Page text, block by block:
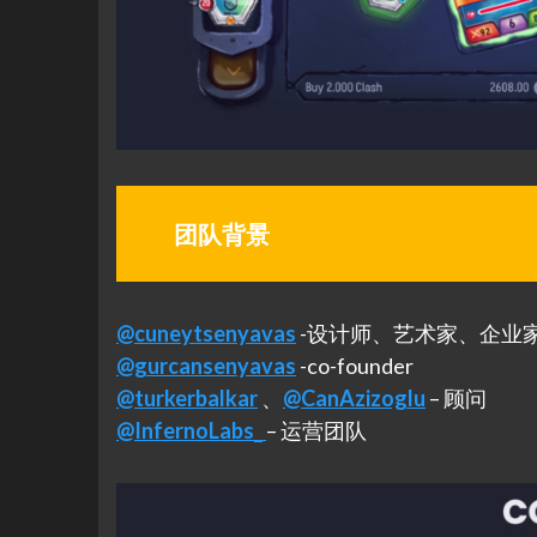
团队背景
@cuneytsenyavas -设计师、艺术家、企业
@gurcansenyavas -co-founder
@turkerbalkar 、 @CanAzizoglu – 顾问
@InfernoLabs_ – 运营团队